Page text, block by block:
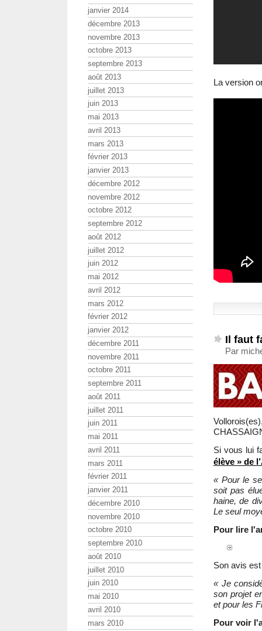
La version
Il faut
Par
Si vous lui
élève » de
« Pour le
soit pas
haine, de
Le seul
Pour lire
Son avis
« Je
son projet
et pour les
Pour voir
janvier 2014
décembre 2013
novembre 2013
octobre 2013
septembre 2013
août 2013
juillet 2013
juin 2013
mai 2013
avril 2013
mars 2013
février 2013
janvier 2013
décembre 2012
novembre 2012
octobre 2012
septembre 2012
août 2012
juillet 2012
juin 2012
mai 2012
avril 2012
mars 2012
février 2012
janvier 2012
décembre 2011
novembre 2011
octobre 2011
septembre 2011
août 2011
juillet 2011
juin 2011
mai 2011
avril 2011
mars 2011
février 2011
janvier 2011
décembre 2010
novembre 2010
octobre 2010
septembre 2010
août 2010
juillet 2010
juin 2010
mai 2010
avril 2010
mars 2010